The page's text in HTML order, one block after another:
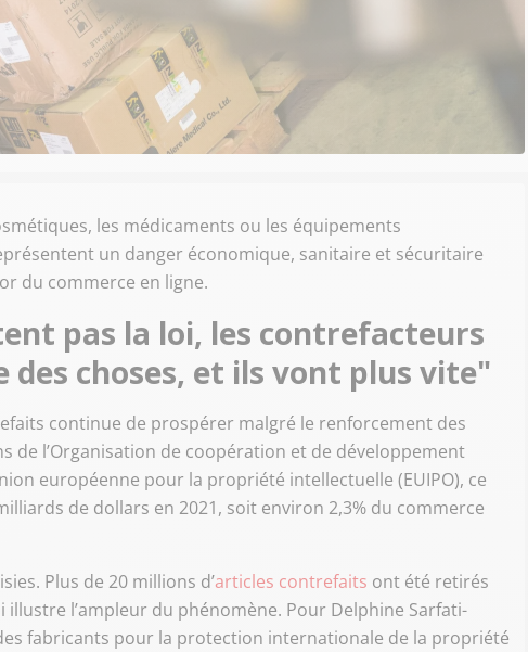
les médicaments ou les équipements
un danger économique, sanitaire et sécuritaire
du commerce en ligne.
pas la loi, les contrefacteurs
choses, et ils vont plus vite"
continue de prospérer malgré le renforcement des
de l’Organisation de coopération et de développement
européenne pour la propriété intellectuelle (EUIPO), ce
de dollars en 2021, soit environ 2,3% du commerce
Plus de 20 millions d’articles contrefaits ont été retirés
l’ampleur du phénomène. Pour Delphine Sarfati-
fabricants pour la protection internationale de la propriété